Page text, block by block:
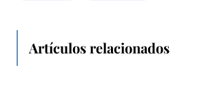
Artículos relacionados